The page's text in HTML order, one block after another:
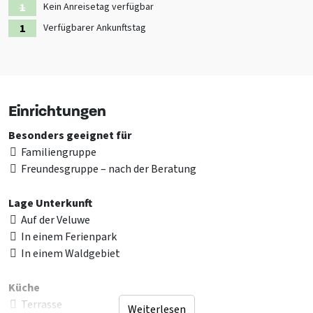
Kein Anreisetag verfügbar
Verfügbarer Ankunftstag
Einrichtungen
Lage Unterkunft
Auf der Veluwe
In einem Ferienpark
In einem Waldgebiet
Küche
Terrasse
Besonders geeignet für
Familiengruppe
Freundesgruppe – nach der Beratung
Weiterlesen